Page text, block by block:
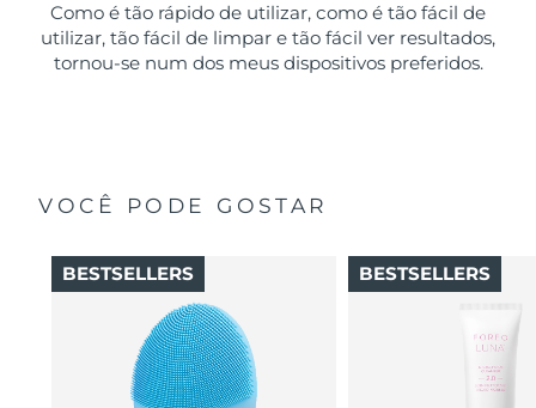
Como é tão rápido de utilizar, como é tão fácil de
utilizar, tão fácil de limpar e tão fácil ver resultados,
tornou-se num dos meus dispositivos preferidos.
VOCÊ PODE GOSTAR
BESTSELLERS BESTSELLERS